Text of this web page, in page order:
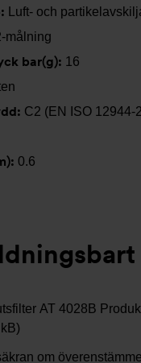
Luft- och
målning
bar(g): 16
C2 (EN ISO 12944-
0.6
AT 4028B
om